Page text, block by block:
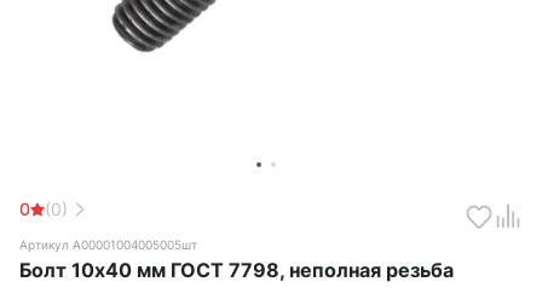
0 (0)
Артикул А00001004005005шт
Болт 10х40 мм ГОСТ 7798, неполная резьба